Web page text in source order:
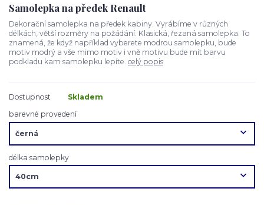
Samolepka na předek Renault
Dekorační samolepka na předek kabiny. Vyrábíme v různých
délkách, větší rozměry na požádání. Klasická, řezaná samolepka. To
znamená, že když například vyberete modrou samolepku, bude
motiv modrý a vše mimo motiv i vně motivu bude mít barvu
podkladu kam samolepku lepíte. celý popis
Dostupnost
Skladem
barevné provedení
délka samolepky